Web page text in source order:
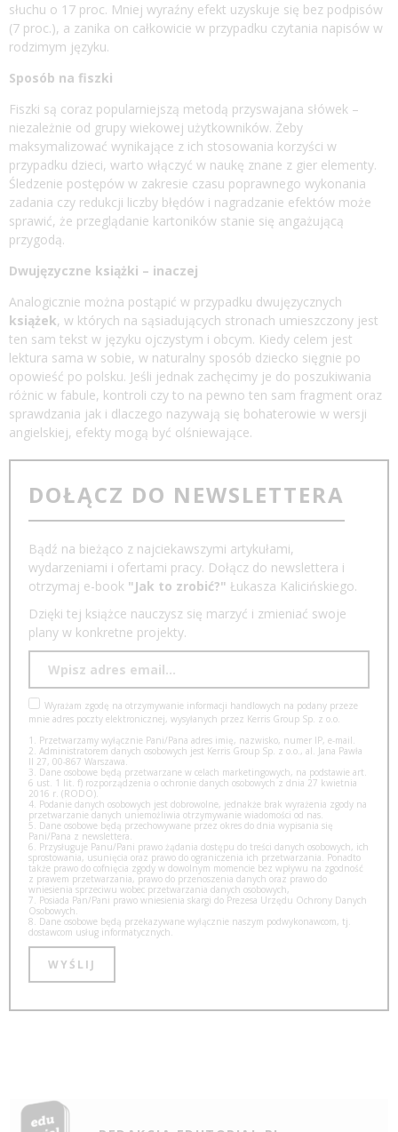
słuchu o 17 proc. Mniej wyraźny efekt uzyskuje się bez podpisów
(7 proc.), a zanika on całkowicie w przypadku czytania napisów w
rodzimym języku.
Sposób na fiszki
Fiszki są coraz popularniejszą metodą przyswajana słówek –
niezależnie od grupy wiekowej użytkowników. Żeby
maksymalizować wynikające z ich stosowania korzyści w
przypadku dzieci, warto włączyć w naukę znane z gier elementy.
Śledzenie postępów w zakresie czasu poprawnego wykonania
zadania czy redukcji liczby błędów i nagradzanie efektów może
sprawić, że przeglądanie kartoników stanie się angażującą
przygodą.
Dwujęzyczne książki – inaczej
Analogicznie można postąpić w przypadku dwujęzycznych
książek, w których na sąsiadujących stronach umieszczony jest
ten sam tekst w języku ojczystym i obcym. Kiedy celem jest
lektura sama w sobie, w naturalny sposób dziecko sięgnie po
opowieść po polsku. Jeśli jednak zachęcimy je do poszukiwania
różnic w fabule, kontroli czy to na pewno ten sam fragment oraz
sprawdzania jak i dlaczego nazywają się bohaterowie w wersji
angielskiej, efekty mogą być olśniewające.
DOŁĄCZ DO NEWSLETTERA
Bądź na bieżąco z najciekawszymi artykułami,
wydarzeniami i ofertami pracy. Dołącz do newslettera i
otrzymaj e-book "Jak to zrobić?" Łukasza Kalicińskiego.
Dzięki tej książce nauczysz się marzyć i zmieniać swoje
plany w konkretne projekty.
Wyrażam zgodę na otrzymywanie informacji handlowych na podany przeze
mnie adres poczty elektronicznej, wysyłanych przez Kerris Group Sp. z o.o.
1. Przetwarzamy wyłącznie Pani/Pana adres imię, nazwisko, numer IP, e-mail.
2. Administratorem danych osobowych jest Kerris Group Sp. z o.o., al. Jana Pawła
II 27, 00-867 Warszawa.
3. Dane osobowe będą przetwarzane w celach marketingowych, na podstawie art.
6 ust. 1 lit. f) rozporządzenia o ochronie danych osobowych z dnia 27 kwietnia
2016 r. (RODO).
4. Podanie danych osobowych jest dobrowolne, jednakże brak wyrażenia zgody na
przetwarzanie danych uniemożliwia otrzymywanie wiadomości od nas.
5. Dane osobowe będą przechowywane przez okres do dnia wypisania się
Pani/Pana z newslettera.
6. Przysługuje Panu/Pani prawo żądania dostępu do treści danych osobowych, ich
sprostowania, usunięcia oraz prawo do ograniczenia ich przetwarzania. Ponadto
także prawo do cofnięcia zgody w dowolnym momencie bez wpływu na zgodność
z prawem przetwarzania, prawo do przenoszenia danych oraz prawo do
wniesienia sprzeciwu wobec przetwarzania danych osobowych,
7. Posiada Pan/Pani prawo wniesienia skargi do Prezesa Urzędu Ochrony Danych
Osobowych.
8. Dane osobowe będą przekazywane wyłącznie naszym podwykonawcom, tj.
dostawcom usług informatycznych.